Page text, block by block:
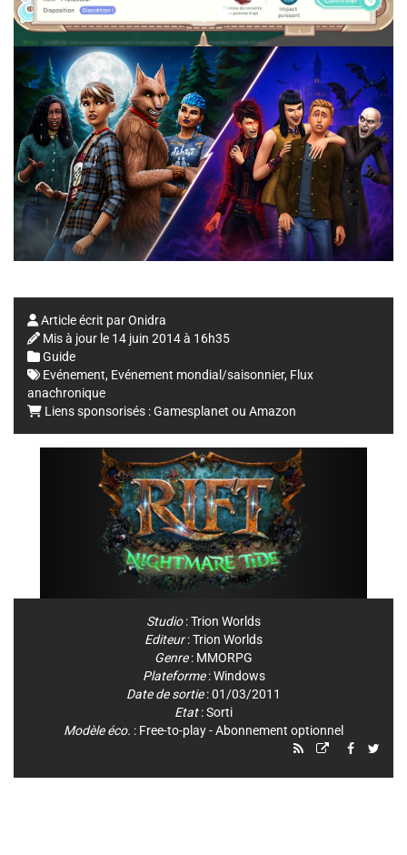
Article écrit parOnidra
Mis à jour le 14 juin 2014 à 16h35
Guide
Evénement, Evénement mondial/saisonnier, Flux
anachronique
Liens sponsorisés :Gamesplanet ou Amazon
Studio:Trion Worlds
Editeur:Trion Worlds
Genre: MMORPG
Plateforme:Windows
Date de sortie: 01/03/2011
Etat: Sorti
Modèle éco. : Free-to-play - Abonnement optionnel